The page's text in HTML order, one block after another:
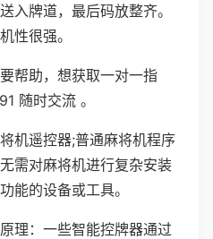
入牌道，最后码放整齐。
性很强。
帮助，想获取一对一指
随时交流 。
机遥控器;普通麻将机程序
需对麻将机进行复杂安装
能的设备或工具。
理：一些智能控牌器通过